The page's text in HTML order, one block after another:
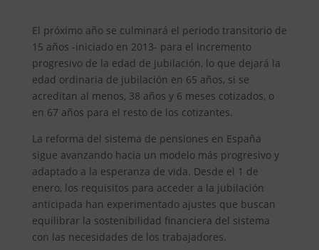
El próximo año se culminará el periodo transitorio de
15 años -iniciado en 2013- para el incremento
progresivo de la edad de jubilación, lo que dejará la
edad ordinaria de jubilación en 65 años, si se
acreditan al menos, 38 años y 6 meses cotizados, o
en 67 años para el resto de los cotizantes.
La reforma del sistema de pensiones en España
sigue avanzando hacia un modelo más progresivo y
adaptado a la esperanza de vida. Desde el 1 de
enero, los requisitos para acceder a la jubilación
anticipada han experimentado ajustes que buscan
equilibrar la sostenibilidad financiera del sistema
con las necesidades de los trabajadores.